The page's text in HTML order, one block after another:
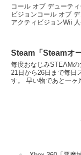
コール オブ デューテ
ビジョンコール オブ
アクティビジョンWii
Steam「Steamオ
毎度おなじみSTEAM
21日から26日まで毎日
す。 早い物であと一ヶ月もすれば2012年も終わり。12月の終わりに